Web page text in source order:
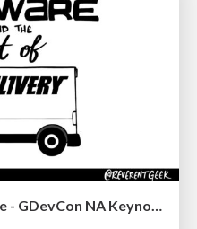
The Art of Delivering Value - GDevCon NA Keynote